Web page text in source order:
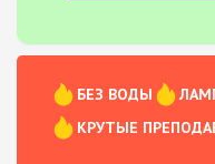
БЕЗ ВОДЫ
КРУТЫЕ